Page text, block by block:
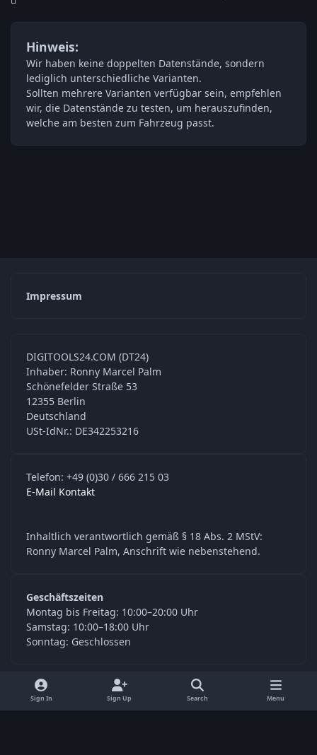
Hinweis:
Wir haben keine doppelten Datenstände, sondern
lediglich unterschiedliche Varianten.
Sollten mehrere Varianten verfügbar sein, empfehlen
wir, die Datenstände zu testen, um herauszufinden,
welche am besten zum Fahrzeug passt.
Impressum
DIGITOOLS24.COM (DT24)
Inhaber: Ronny Marcel Palm
Schönefelder Straße 53
12355 Berlin
Deutschland
USt-IdNr.: DE342253216
Telefon: +49 (0)30 / 666 215 03
E-Mail Kontakt
Inhaltlich verantwortlich gemäß § 18 Abs. 2 MStV:
Ronny Marcel Palm, Anschrift wie nebenstehend.
Geschäftszeiten
Montag bis Freitag: 10:00–20:00 Uhr
Samstag: 10:00–18:00 Uhr
Sonntag: Geschlossen
o
f
a
Sign In Sign Up Search Menu